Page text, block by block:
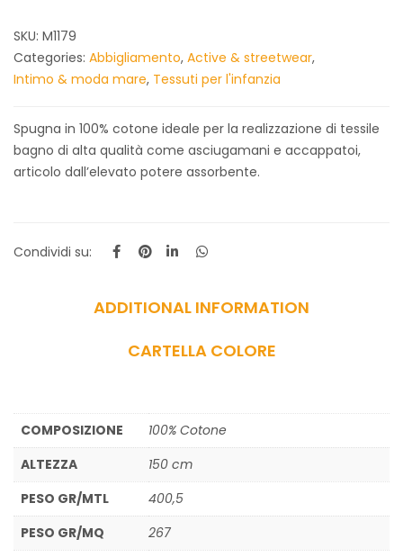
SKU: M1179
Categories: Abbigliamento, Active & streetwear,
Intimo & moda mare, Tessuti per l'infanzia
Spugna in 100% cotone ideale per la realizzazione di tessile
bagno di alta qualità come asciugamani e accappatoi,
articolo dall’elevato potere assorbente.
Condividi su:
ADDITIONAL INFORMATION
CARTELLA COLORE
COMPOSIZIONE
100% Cotone
ALTEZZA
150 cm
PESO GR/MTL
400,5
PESO GR/MQ
267